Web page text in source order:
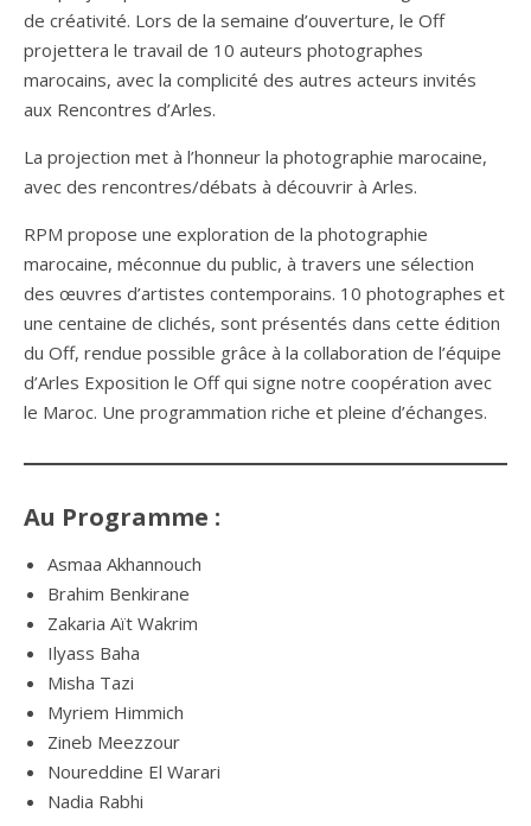
de créativité. Lors de la semaine d’ouverture, le Off
projettera le travail de 10 auteurs photographes
marocains, avec la complicité des autres acteurs invités
aux Rencontres d’Arles.
La projection met à l’honneur la photographie marocaine,
avec des rencontres/débats à découvrir à Arles.
RPM propose une exploration de la photographie
marocaine, méconnue du public, à travers une sélection
des œuvres d’artistes contemporains. 10 photographes et
une centaine de clichés, sont présentés dans cette édition
du Off, rendue possible grâce à la collaboration de l’équipe
d’Arles Exposition le Off qui signe notre coopération avec
le Maroc. Une programmation riche et pleine d’échanges.
Au Programme :
Asmaa Akhannouch
Brahim Benkirane
Zakaria Aït Wakrim
Ilyass Baha
Misha Tazi
Myriem Himmich
Zineb Meezzour
Noureddine El Warari
Nadia Rabhi